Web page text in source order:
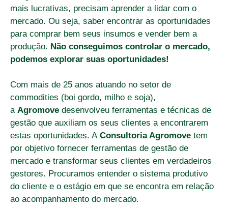
mais lucrativas, precisam aprender a lidar com o
mercado. Ou seja, saber encontrar as oportunidades
para comprar bem seus insumos e vender bem a
produção. Não conseguimos controlar o mercado,
podemos explorar suas oportunidades!
Com mais de 25 anos atuando no setor de
commodities (boi gordo, milho e soja),
a Agromove desenvolveu ferramentas e técnicas de
gestão que auxiliam os seus clientes a encontrarem
estas oportunidades. A Consultoria Agromove tem
por objetivo fornecer ferramentas de gestão de
mercado e transformar seus clientes em verdadeiros
gestores. Procuramos entender o sistema produtivo
do cliente e o estágio em que se encontra em relação
ao acompanhamento do mercado.